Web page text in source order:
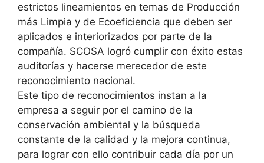
estrictos lineamientos en temas de Producción
más Limpia y de Ecoeficiencia que deben ser
aplicados e interiorizados por parte de la
compañía. SCOSA logró cumplir con éxito estas
auditorías y hacerse merecedor de este
reconocimiento nacional.
Este tipo de reconocimientos instan a la
empresa a seguir por el camino de la
conservación ambiental y la búsqueda
constante de la calidad y la mejora continua,
para lograr con ello contribuir cada día por un